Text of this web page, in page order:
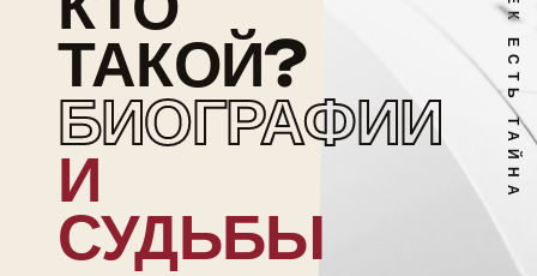
ТАКОЙ?
БИОГРАФИИ
И
СУДЬБЫ